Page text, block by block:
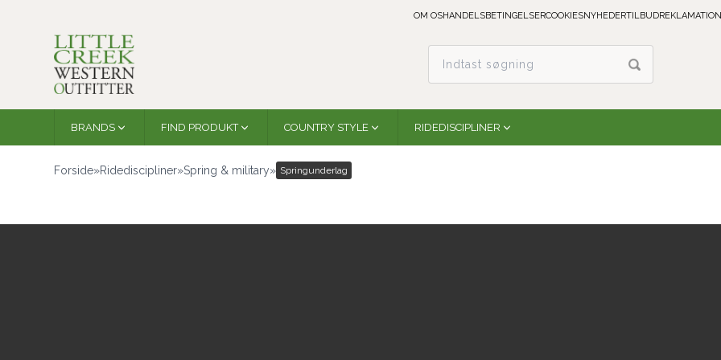
OM OSHANDELSBETINGELSERCOOKIESNYHEDERTILBUD
BRANDS FIND PRODUKT COUNTRY STYLE RIDEDISCIPLINER
Forside»Ridediscipliner»Spring & military» Springunderlag